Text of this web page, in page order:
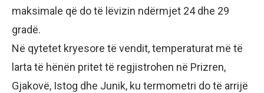
maksimale që do të lëvizin ndërmjet 24 dhe 29
gradë.
Në qytetet kryesore të vendit, temperaturat më të
larta të hënën pritet të regjistrohen në Prizren,
Gjakovë, Istog dhe Junik, ku termometri do të arrijë